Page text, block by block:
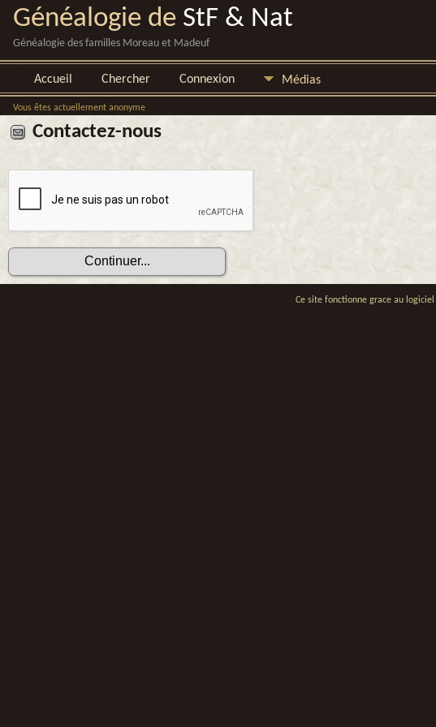
Généalogie de StF & Nat
Généalogie des familles Moreau et Madeuf
Accueil Chercher Connexion Médias
Vous êtes actuellement anonyme
Contactez-nous
Ce site fonctionne grace au logiciel